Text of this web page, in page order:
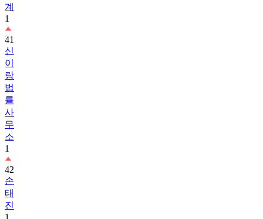
계
1
41
신
이
랑
법
률
사
무
소
1
42
손
태
진
1